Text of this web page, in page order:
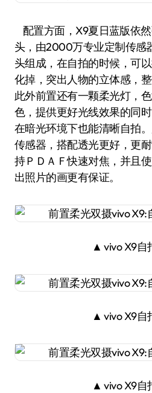
配置方面，X9夏日蓝版依
头，由2000万专业定制传感
头组成，在自拍的时候，可
化掉，突出人物的立体感，整
此外前置还有一颗柔光灯，
色，提供更好光线效果的同
在暗光环境下也能清晰自拍
传感器，搭配透光更好，更
持ＰＤＡＦ快速对焦，并且
出照片的画更有保证。
▲ vivo X9自
▲ vivo X9自
▲ vivo X9自